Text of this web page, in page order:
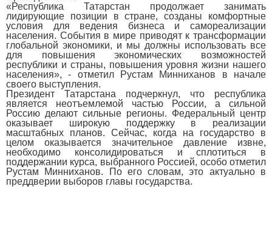
«Республика Татарстан продолжает занимать
лидирующие позиции в стране, созданы комфортные
условия для ведения бизнеса и самореализации
населения. События в мире приводят к трансформации
глобальной экономики, и мы должны использовать все
для повышения экономических возможностей
республики и страны, повышения уровня жизни нашего
населения», - отметил Рустам Минниханов в начале
своего выступления.
Президент Татарстана подчеркнул, что республика
является неотъемлемой частью России, а сильной
Россию делают сильные регионы. Федеральный центр
оказывает широкую поддержку в реализации
масштабных планов. Сейчас, когда на государство в
целом оказывается значительное давление извне,
необходимо консолидироваться и сплотиться в
поддержании курса, выбранного Россией, особо отметил
Рустам Минниханов. По его словам, это актуально в
преддверии выборов главы государства.